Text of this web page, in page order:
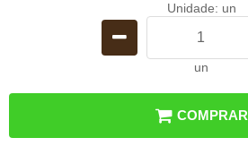
Unidade: un
un
COMPRAR